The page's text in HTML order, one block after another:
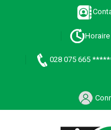
028 075 665